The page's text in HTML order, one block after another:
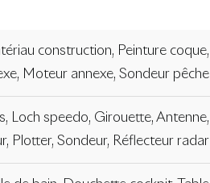
construction, Peinture coque,
Moteur annexe, Sondeur pêche
Loch speedo, Girouette, Antenne,
Plotter, Sondeur, Réflecteur radar